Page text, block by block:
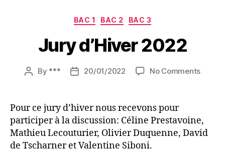
Categories
BAC 1 BAC 2 BAC 3
Jury d’Hiver 2022
Post
By ***
Post20/01/2022 No Commentson
Pour ce jury d’hiver nous recevons pour
participer à la discussion: Céline Prestavoine,
Mathieu Lecouturier, Olivier Duquenne, David
de Tscharner et Valentine Siboni.